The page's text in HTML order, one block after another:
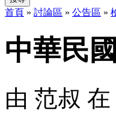
首頁 » 討論區 » 公告區 »
中華民
由 范叔 在